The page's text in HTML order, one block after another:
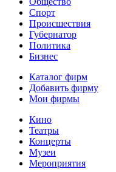
Спорт
Происшествия
Губернатор
Политика
Бизнес
Каталог фирм
Добавить фирму
Мои фирмы
Кино
Театры
Концерты
Музеи
Мероприятия